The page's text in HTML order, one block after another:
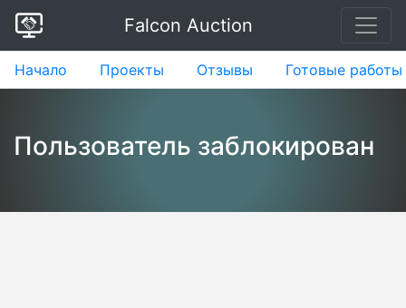
Falcon Auction
Начало Проекты Отзывы Готовые работы
Пользователь заблокирован